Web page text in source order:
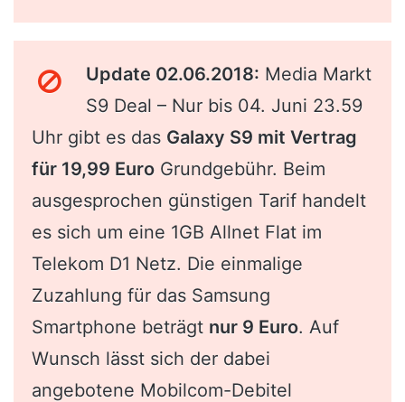
Update 02.06.2018: Media Markt
S9 Deal – Nur bis 04. Juni 23.59
Uhr gibt es das Galaxy S9 mit Vertrag
für 19,99 Euro Grundgebühr. Beim
ausgesprochen günstigen Tarif handelt
es sich um eine 1GB Allnet Flat im
Telekom D1 Netz. Die einmalige
Zuzahlung für das Samsung
Smartphone beträgt nur 9 Euro. Auf
Wunsch lässt sich der dabei
angebotene Mobilcom-Debitel